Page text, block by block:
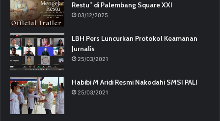
Restu” di Palembang Square XXI
03/12/2025
LBH Pers Luncurkan Protokol Keamanan
Jurnalis
25/03/2021
Habibi M Aridi Resmi Nakodahi SMSI PALI
25/03/2021